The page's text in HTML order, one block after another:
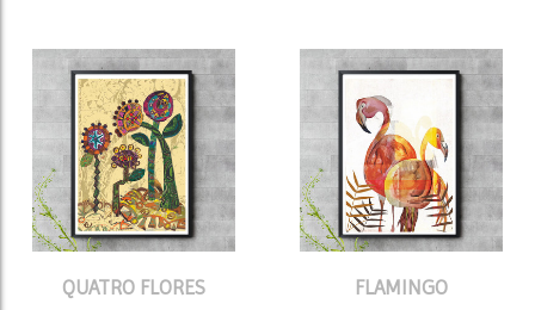
QUATRO FLORES FLAMINGO